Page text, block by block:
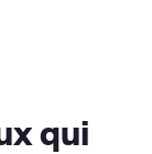
qui